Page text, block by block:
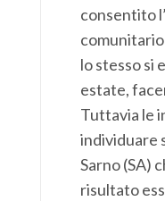
consentito
lo stesso si
estate,
Tuttavia le
individuare
Sarno (SA)
risultato